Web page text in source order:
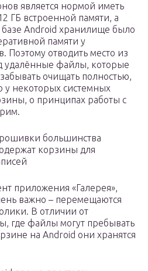
является нормой иметь
ГБ встроенной памяти, а
Android хранилище было
памяти у
Поэтому отводить место из
удалённые файлы, которые
очищать полностью,
некоторых системных
о принципах работы с
большинства
корзины для
приложения «Галерея»,
важно – перемещаются
В отличии от
где файлы могут пребывать
на Android они хранятся